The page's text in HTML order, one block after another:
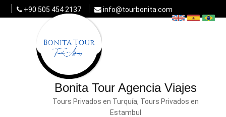
+90 505 454 2137 info@tourbonita.com
Bonita Tour Agencia Viajes
Tours Privados en Turquía, Tours Privados en
Estambul